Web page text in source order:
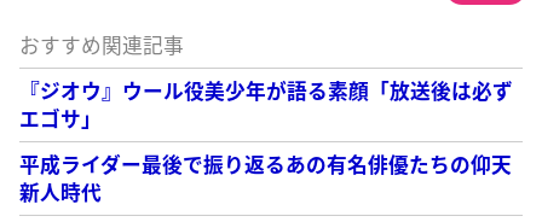
おすすめ関連記事
『ジオウ』ウール役美少年が語る素顔「放送後は必ず
エゴサ」
平成ライダー最後で振り返るあの有名俳優たちの仰天
新人時代